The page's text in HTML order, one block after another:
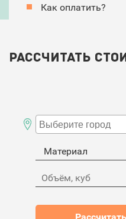
Как оплатить?
Рассчитать